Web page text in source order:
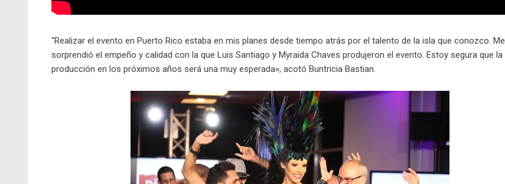
“Realizar el evento en Puerto Rico estaba en mis planes desde tiempo atrás por el talento de la isla que conozco. Me
sorprendió el empeño y calidad con la que Luis Santiago y Myraida Chaves produjeron el evento. Estoy segura que la
producción en los próximos años será una muy esperada», acotó Buntricia Bastian.